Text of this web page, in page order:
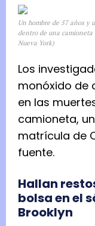
Un hombre de 57 años y
dentro de una
Nueva York)
Los
monóxido de
en las
camioneta,
matrícula de
fuente.
Hallan
bolsa en el
Brooklyn